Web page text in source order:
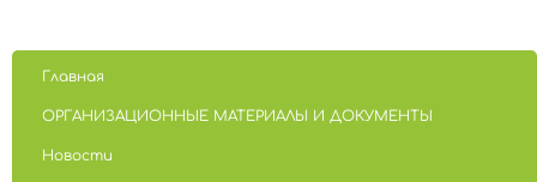
Главная
ОРГАНИЗАЦИОННЫЕ МАТЕРИАЛЫ И ДОКУМЕНТЫ
Новости